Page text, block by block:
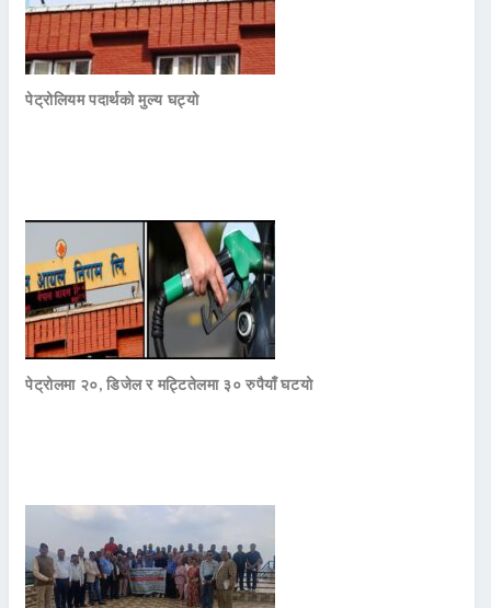
पेट्रोलियम पदार्थको मुल्य घट्यो
पेट्रोलमा २०, डिजेल र मट्टितेलमा ३० रुपैयाँ घटयो